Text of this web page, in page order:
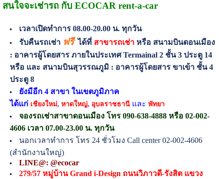
สนใจจะเช่ารถ กับ ECOCAR rent-a-car
เวลาเปิดทำการ 08.00-20.00 น. ทุกวัน
รับคืนรถเช่า ฟรีได้ที่ สาขารถเช่าหรือ สนามบินดอนเมือง
: อาคารผู้โดยสาร ภายในประเทศ Termainal 2 ชั้น 3 ประตู 14
หรือ และ สนามบินสุวรรณภูมิ : อาคารผู้โดยสาร ขาเข้า ชั้น 4
ประตู 8
ยังมีอีก 4 สาขา ในเขตภูมิภาค
ได้แก่ เชียงใหม่, หาดใหญ่, อุบลราชธานีและ พัทยา
จองรถเช่าสาขาดอนเมือง โทร 090-638-4888 หรือ 02-002-
4606 เวลา 07.00-23.00 น. ทุกวัน
นอกเวลาทำการ โทร 24 ชั่วโมง Call center 02-002-4606
(สำนักงานใหญ่)
LINE@: @ecocar
279/57 หมู่บ้าน Grand i-Design ถนนวิภาวดี-รังสิต แขวง